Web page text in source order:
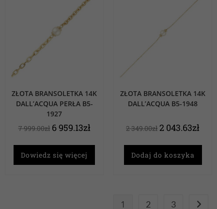
ZŁOTA BRANSOLETKA 14K
DALL’ACQUA PERŁA B5-
1927
7 999.00zł 6 959.13zł
Dowiedz się więcej
ZŁOTA BRANSOLETKA 14K
DALL’ACQUA B5-1948
2 349.00zł 2 043.63zł
Dodaj do koszyka
1 2 3